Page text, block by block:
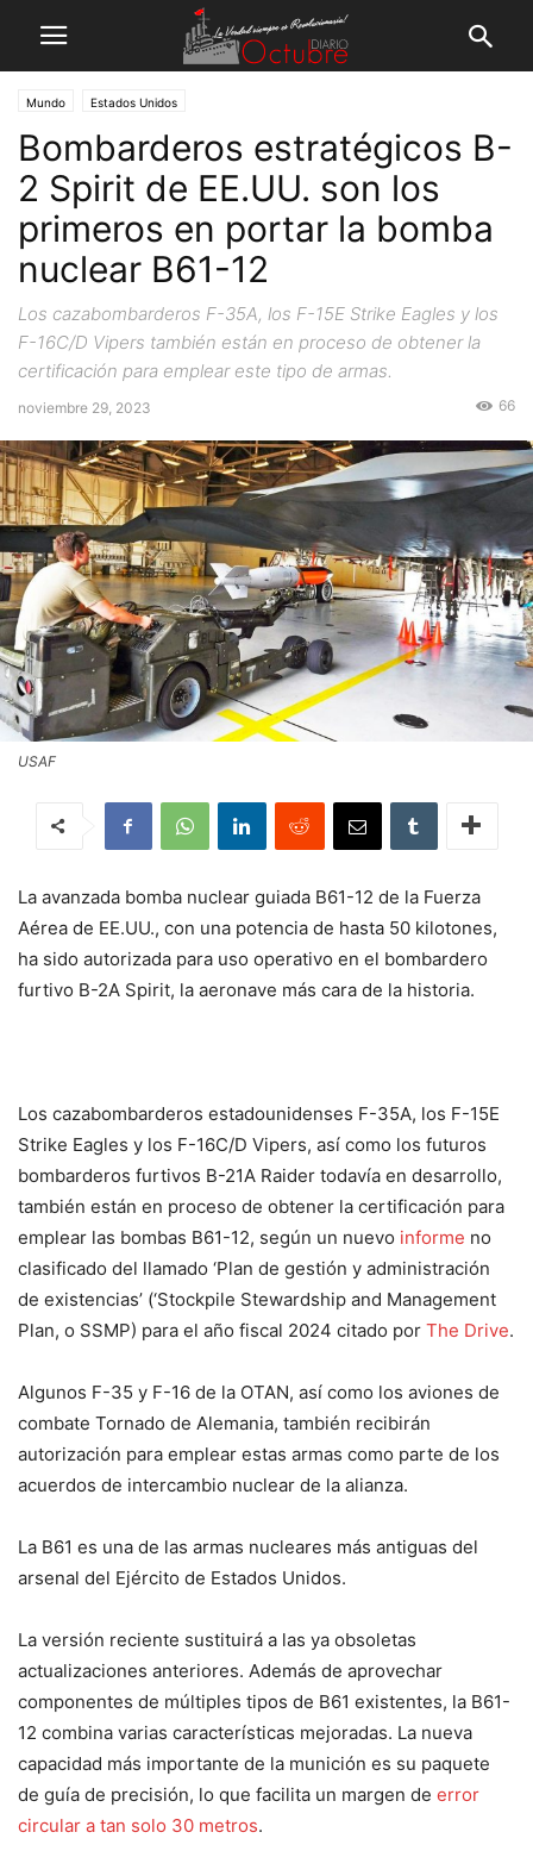
Mundo Estados Unidos
Bombarderos estratégicos B-
2 Spirit de EE.UU. son los
primeros en portar la bomba
nuclear B61-12
Los cazabombarderos F-35A, los F-15E Strike Eagles y los
F-16C/D Vipers también están en proceso de obtener la
certificación para emplear este tipo de armas.
noviembre 29, 2023 66
USAF
La avanzada bomba nuclear guiada B61-12 de la Fuerza
Aérea de EE.UU., con una potencia de hasta 50 kilotones,
ha sido autorizada para uso operativo en el bombardero
furtivo B-2A Spirit, la aeronave más cara de la historia.
Los cazabombarderos estadounidenses F-35A, los F-15E
Strike Eagles y los F-16C/D Vipers, así como los futuros
bombarderos furtivos B-21A Raider todavía en desarrollo,
también están en proceso de obtener la certificación para
emplear las bombas B61-12, según un nuevo informe no
clasificado del llamado ‘Plan de gestión y administración
de existencias’ (‘Stockpile Stewardship and Management
Plan, o SSMP) para el año fiscal 2024 citado por The Drive.
Algunos F-35 y F-16 de la OTAN, así como los aviones de
combate Tornado de Alemania, también recibirán
autorización para emplear estas armas como parte de los
acuerdos de intercambio nuclear de la alianza.
La B61 es una de las armas nucleares más antiguas del
arsenal del Ejército de Estados Unidos.
La versión reciente sustituirá a las ya obsoletas
actualizaciones anteriores. Además de aprovechar
componentes de múltiples tipos de B61 existentes, la B61-
12 combina varias características mejoradas. La nueva
capacidad más importante de la munición es su paquete
de guía de precisión, lo que facilita un margen de error
circular a tan solo 30 metros.